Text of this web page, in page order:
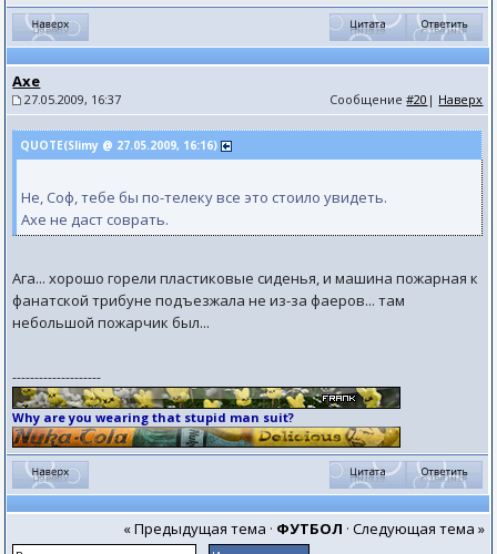
Axe
27.05.2009, 16:37 Сообщение#20 | Наверх
QUOTE(Slimy @ 27.05.2009, 16:16)
Не, Соф, тебе бы по-телеку все это стоило увидеть.
Axe не даст соврать.
Ага... хорошо горели пластиковые сиденья, и машина пожарная к
фанатской трибуне подъезжала не из-за фаеров... там
небольшой пожарчик был...
--------------------
Why are you wearing that stupid man suit?
« Предыдущая тема · ФУТБОЛ · Следующая тема »